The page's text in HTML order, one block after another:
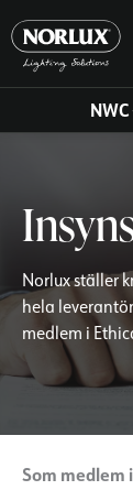
direkt
innehållet
NWC
Norlux ställer
hela
medlem i
Som medlem